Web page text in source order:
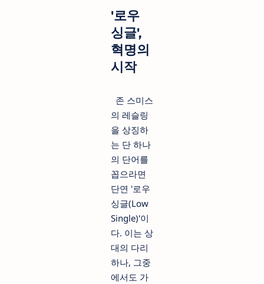
'로우
싱글',
혁명의
시작
존 스미스
의 레슬링
을 상징하
는 단 하나
의 단어를
꼽으라면
단연 '로우
싱글(Low
Single)'이
다. 이는 상
대의 다리
하나, 그중
에서도 가